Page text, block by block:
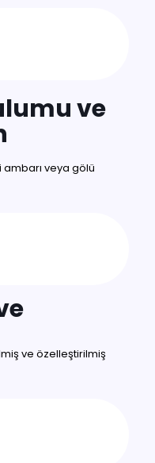
ve
ambarı veya gölü
ve özelleştirilmiş